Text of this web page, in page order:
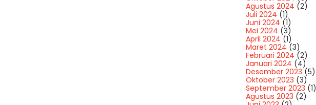
Agustus 2024 (2)
Juli 2024 (1)
Juni 2024 (1)
Mei 2024 (3)
April 2024 (1)
Maret 2024 (3)
Februari 2024 (2)
Januari 2024 (4)
Desember 2023 (5)
Oktober 2023 (3)
September 2023 (1)
Agustus 2023 (2)